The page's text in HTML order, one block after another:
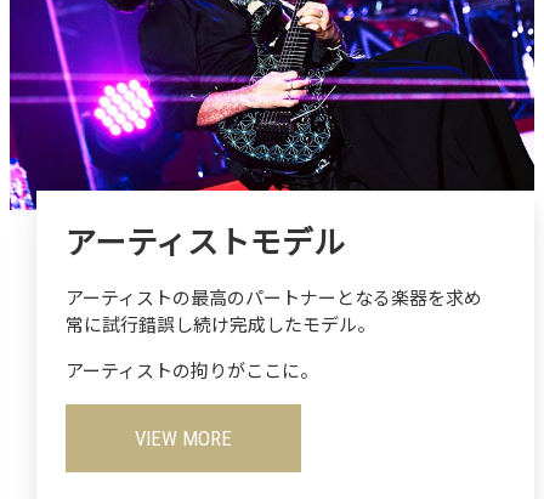
アーティストモデル
アーティストの最高のパートナーとなる楽器を求め
常に試行錯誤し続け完成したモデル。
アーティストの拘りがここに。
VIEW MORE